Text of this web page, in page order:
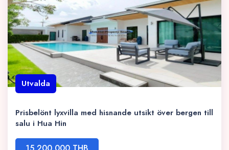
Utvalda
Prisbelönt lyxvilla med hisnande utsikt över bergen till
salu i Hua Hin